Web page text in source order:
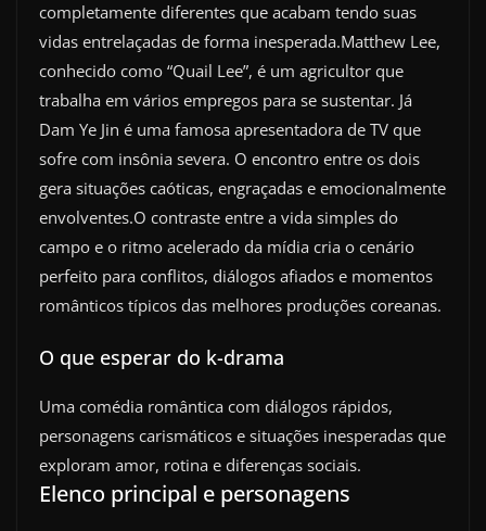
completamente diferentes que acabam tendo suas
vidas entrelaçadas de forma inesperada.Matthew Lee,
conhecido como “Quail Lee”, é um agricultor que
trabalha em vários empregos para se sustentar. Já
Dam Ye Jin é uma famosa apresentadora de TV que
sofre com insônia severa. O encontro entre os dois
gera situações caóticas, engraçadas e emocionalmente
envolventes.O contraste entre a vida simples do
campo e o ritmo acelerado da mídia cria o cenário
perfeito para conflitos, diálogos afiados e momentos
românticos típicos das melhores produções coreanas.
O que esperar do k-drama
Uma comédia romântica com diálogos rápidos,
personagens carismáticos e situações inesperadas que
exploram amor, rotina e diferenças sociais.
Elenco principal e personagens